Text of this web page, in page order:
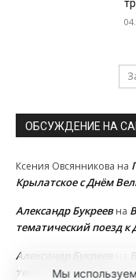
ОБСУЖДЕНИЕ НА
Ксения Овсянникова на
Крылатское с Днём
Александр Букреевна
тематический поезд
Александр Букреев
тематический поезд
Мы